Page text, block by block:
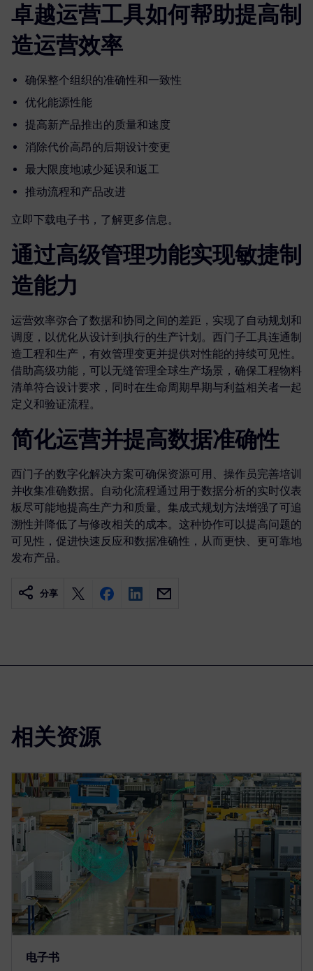
卓越运营工具如何帮助提高制
造运营效率
确保整个组织的准确性和一致性
优化能源性能
提高新产品推出的质量和速度
消除代价高昂的后期设计变更
最大限度地减少延误和返工
推动流程和产品改进
立即下载电子书，了解更多信息。
通过高级管理功能实现敏捷制
造能力
运营效率弥合了数据和协同之间的差距，实现了自动规划和
调度，以优化从设计到执行的生产计划。西门子工具连通制
造工程和生产，有效管理变更并提供对性能的持续可见性。
借助高级功能，可以无缝管理全球生产场景，确保工程物料
清单符合设计要求，同时在生命周期早期与利益相关者一起
定义和验证流程。
简化运营并提高数据准确性
西门子的数字化解决方案可确保资源可用、操作员完善培训
并收集准确数据。自动化流程通过用于数据分析的实时仪表
板尽可能地提高生产力和质量。集成式规划方法增强了可追
溯性并降低了与修改相关的成本。这种协作可以提高问题的
可见性，促进快速反应和数据准确性，从而更快、更可靠地
发布产品。
分享
相关资源
电子书